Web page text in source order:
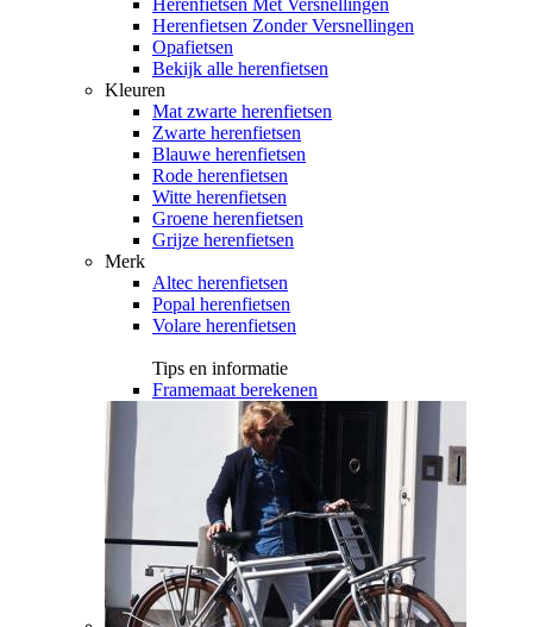
Herenfietsen Met Versnellingen
Herenfietsen Zonder Versnellingen
Opafietsen
Bekijk alle herenfietsen
Kleuren
Mat zwarte herenfietsen
Zwarte herenfietsen
Blauwe herenfietsen
Rode herenfietsen
Witte herenfietsen
Groene herenfietsen
Grijze herenfietsen
Merk
Altec herenfietsen
Popal herenfietsen
Volare herenfietsen
Tips en informatie
Framemaat berekenen